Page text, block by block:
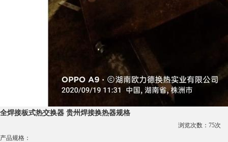
全焊接板式热交换器 贵州焊接换热器规格
浏览次数： 75次
产品规格：